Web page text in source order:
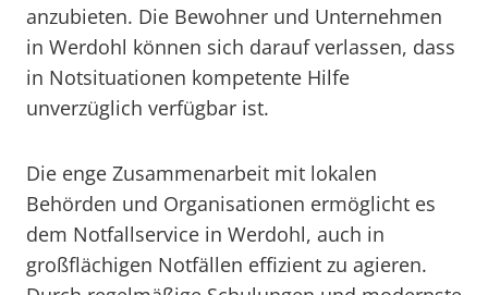
anzubieten. Die Bewohner und Unternehmen
in Werdohl können sich darauf verlassen, dass
in Notsituationen kompetente Hilfe
unverzüglich verfügbar ist.
Die enge Zusammenarbeit mit lokalen
Behörden und Organisationen ermöglicht es
dem Notfallservice in Werdohl, auch in
großflächigen Notfällen effizient zu agieren.